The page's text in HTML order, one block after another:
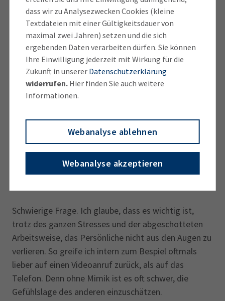
dass wir zu Analysezwecken Cookies (kleine
Textdateien mit einer Gültigkeitsdauer von
maximal zwei Jahren) setzen und die sich
ergebenden Daten verarbeiten dürfen. Sie können
Ihre Einwilligung jederzeit mit Wirkung für die
Zukunft in unserer Datenschutzerklärung
widerrufen.Hier finden Sie auch weitere
Informationen.
Webanalyse ablehnen
Webanalyse akzeptieren
Zuschussprogramme. Das wirkt schon beruhigend.
Viele Unternehmen verkürzen die Arbeitszeit
oder beantragen Kurzarbeit. Ist das für Sie ein
Thema? …
Nein, aktuell nicht. Das Gesprächsaufkommen an
Gerade in Verbindung mit Fragen zum Home-Office
und der Ablaufoptimierung war der Beratungs- und
Gesprächsbedarf unserer Kunden noch nie so hoch.
Welchen Tipp gegen Sie Ihren Kunden in diesen
Schwierige Frage. Ich glaube, dass es wichtig ist,
trotz des ganzen Stresses und der abgeschotteten
Arbeitsweise, das Persönliche nicht aus den Augen zu
verlieren. So greife ich intern zum Bespiel oftmals
lieber auf einen Videoanruf zurück, als auf das
Telefon. Denn ohne Mimik ist es oft schwer, die
Gefühlslage des anderen einzuschätzen.